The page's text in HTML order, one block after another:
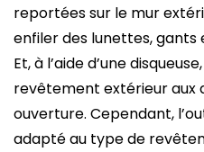
reportées sur le mur
enfiler des lunettes,
Et, à l’aide d’une
revêtement extérieur aux
ouverture. Cependant,
adapté au type de